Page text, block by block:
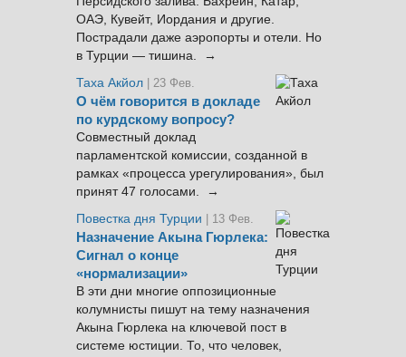
ОАЭ, Кувейт, Иордания и другие.
Пострадали даже аэропорты и отели. Но
в Турции — тишина. →
Таха Акйол | 23 Фев.
О чём говорится в докладе
по курдскому вопросу?
Совместный доклад
парламентской комиссии, созданной в
рамках «процесса урегулирования», был
принят 47 голосами. →
Повестка дня Турции
| 13 Фев.
Назначение Акына Гюрлека:
Сигнал о конце
«нормализации»
В эти дни многие оппозиционные
колумнисты пишут на тему назначения
Акына Гюрлека на ключевой пост в
системе юстиции. То, что человек,